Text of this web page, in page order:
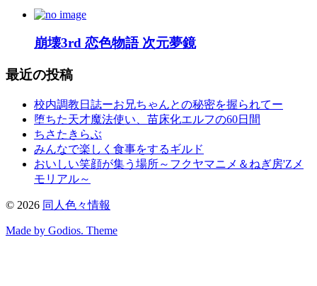
崩壊3rd 恋色物語 次元夢鏡
最近の投稿
校内調教日誌ーお兄ちゃんとの秘密を握られてー
堕ちた天才魔法使い、苗床化エルフの60日間
ちさたきらぶ
みんなで楽しく食事をするギルド
おいしい笑顔が集う場所～フクヤマニメ＆ねぎ房'Zメ
モリアル～
© 2026 同人色々情報
Made by Godios. Theme